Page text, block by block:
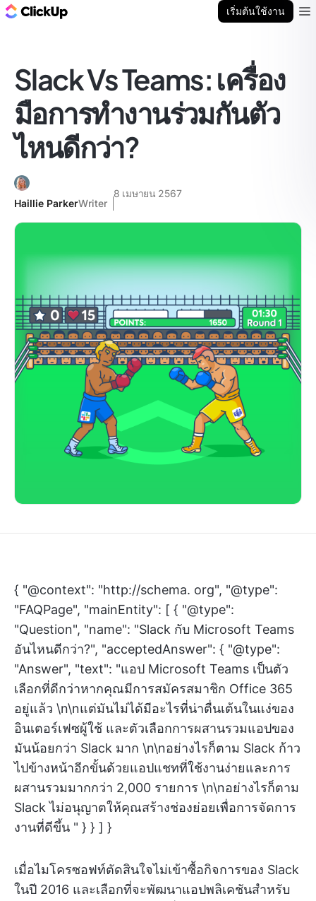
เริ่มต้นใช้งาน
Slack Vs Teams: เครื่อง
มือการทำงานร่วมกันตัว
ไหนดีกว่า?
Haillie ParkerWriter
8 เมษายน 2567
{ "@context": "http://schema. org", "@type":
"FAQPage", "mainEntity": [ { "@type":
"Question", "name": "Slack กับ Microsoft Teams
อันไหนดีกว่า?", "acceptedAnswer": { "@type":
"Answer", "text": "แอป Microsoft Teams เป็นตัว
เลือกที่ดีกว่าหากคุณมีการสมัครสมาชิก Office 365
อยู่แล้ว \n\nแต่มันไม่ได้มีอะไรที่น่าตื่นเต้นในแง่ของ
อินเตอร์เฟซผู้ใช้ และตัวเลือกการผสานรวมแอปของ
มันน้อยกว่า Slack มาก \n\nอย่างไรก็ตาม Slack ก้าว
ไปข้างหน้าอีกขั้นด้วยแอปแชทที่ใช้งานง่ายและการ
ผสานรวมมากกว่า 2,000 รายการ \n\nอย่างไรก็ตาม
Slack ไม่อนุญาตให้คุณสร้างช่องย่อยเพื่อการจัดการ
งานที่ดีขึ้น " } } ] }
เมื่อไมโครซอฟท์ตัดสินใจไม่เข้าซื้อกิจการของ Slack
ในปี 2016 และเลือกที่จะพัฒนาแอปพลิเคชันสำหรับ